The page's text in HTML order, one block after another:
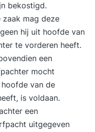
bekostigd.
zaak mag deze
hij uit hoofde van
te vorderen heeft.
een
mocht
van de
is voldaan.
een
uitgegeven